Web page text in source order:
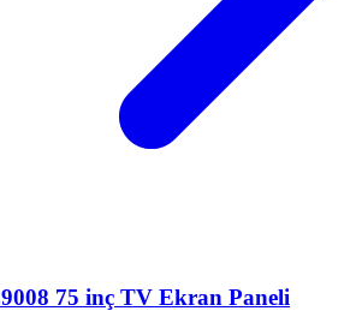
75 inç TV Ekran Paneli